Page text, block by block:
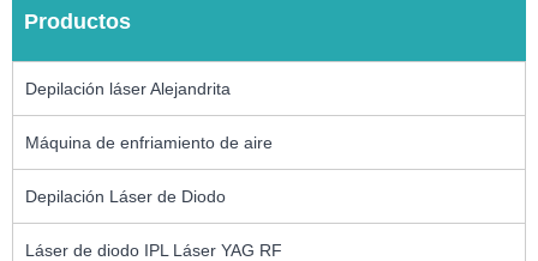
Productos
Depilación láser Alejandrita
Máquina de enfriamiento de aire
Depilación Láser de Diodo
Láser de diodo IPL Láser YAG RF